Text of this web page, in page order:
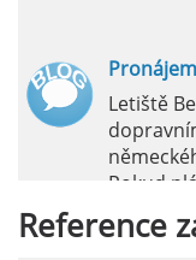
Letiště
Pokud
auta
Reference